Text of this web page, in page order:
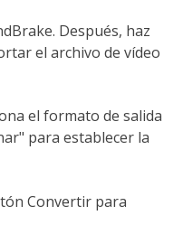
Después, haz
el archivo de vídeo
el formato de salida
para establecer la
Convertir para